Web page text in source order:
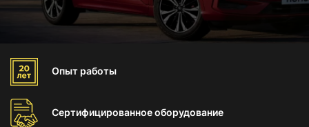
Опыт работы
Сертифицированноеоборудование